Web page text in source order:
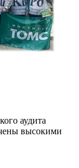
аудита
высокими